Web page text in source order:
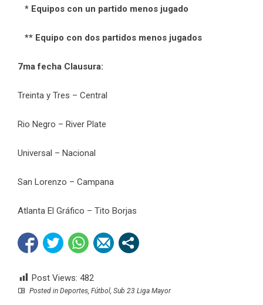
* Equipos con un partido menos jugado
** Equipo con dos partidos menos jugados
7ma fecha Clausura:
Treinta y Tres – Central
Rio Negro – River Plate
Universal – Nacional
San Lorenzo – Campana
Atlanta El Gráfico – Tito Borjas
Post Views: 482
Posted in Deportes Fútbol Sub 23 Liga Mayor